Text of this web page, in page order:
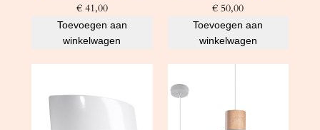
€41,00
Toevoegen aan
winkelwagen
€ 50,00
Toevoegen aan
winkelwagen